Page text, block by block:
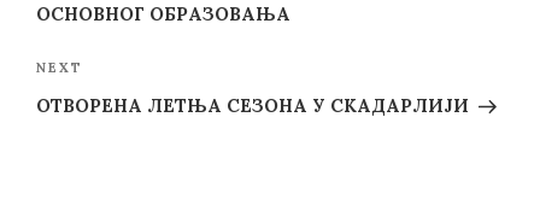
ОСНОВНОГ ОБРАЗОВАЊА
Next
Post
NEXT
ОТВОРЕНА ЛЕТЊА СЕЗОНА У СКАДАРЛИЈИ